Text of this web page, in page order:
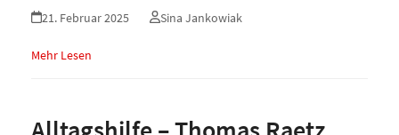
21. Februar 2025 Sina Jankowiak
Mehr Lesen